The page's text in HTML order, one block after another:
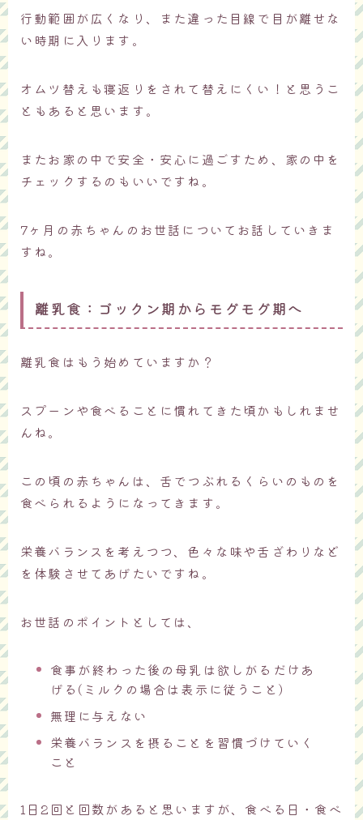
行動範囲が広くなり、また違った目線で目が離せな
い時期に入ります。
オムツ替えも寝返りをされて替えにくい！と思うこ
ともあると思います。
またお家の中で安全・安心に過ごすため、家の中を
チェックするのもいいですね。
7ヶ月の赤ちゃんのお世話についてお話していきま
すね。
離乳食：ゴックン期からモグモグ期へ
離乳食はもう始めていますか？
スプーンや食べることに慣れてきた頃かもしれませ
んね。
この頃の赤ちゃんは、舌でつぶれるくらいのものを
食べられるようになってきます。
栄養バランスを考えつつ、色々な味や舌ざわりなど
を体験させてあげたいですね。
お世話のポイントとしては、
食事が終わった後の母乳は欲しがるだけあ
げる(ミルクの場合は表示に従うこと)
無理に与えない
栄養バランスを摂ることを習慣づけていく
こと
1日2回と回数があると思いますが、食べる日・食べ